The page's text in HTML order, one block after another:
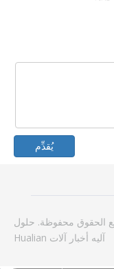
يُقدِّم
حلول
آليه أخبارآلات Hualian